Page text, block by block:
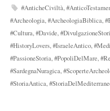
#AnticheCiviltà,
#Archeologia,#ArcheologiaBiblica,
#Cultura,#Davide,
#HistoryLovers,#IsraeleAntico,
#PassioneStoria,#PopoliDelMare,
#SardegnaNuragica,
#StoriaAntica,